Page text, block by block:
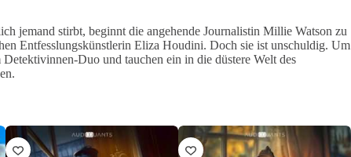
jemand stirbt, beginnt die angehende Journalistin Millie Watson zu
Entfesslungskünstlerin Eliza Houdini. Doch sie ist unschuldig. Um
Duo und tauchen ein in die düstere Welt des